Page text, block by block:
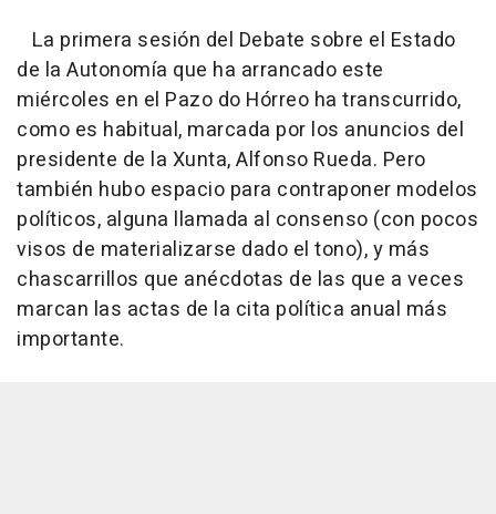
La primera sesión del Debate sobre el Estado
de la Autonomía que ha arrancado este
miércoles en el Pazo do Hórreo ha transcurrido,
como es habitual, marcada por los anuncios del
presidente de la Xunta, Alfonso Rueda. Pero
también hubo espacio para contraponer modelos
políticos, alguna llamada al consenso (con pocos
visos de materializarse dado el tono), y más
chascarrillos que anécdotas de las que a veces
marcan las actas de la cita política anual más
importante.